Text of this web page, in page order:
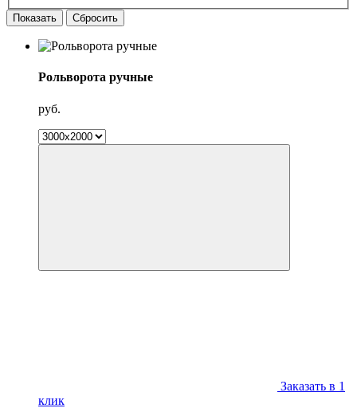
Показать Сбросить
Рольворота ручные
руб.
Заказать в 1
клик